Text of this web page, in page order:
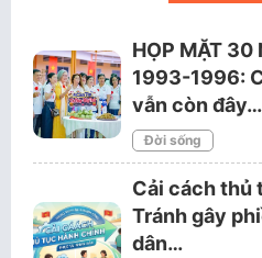
HỌP MẶT 30
1993-1996:
vẫn còn đây…
Đời sống
Cải cách thủ
Tránh gây
dân…